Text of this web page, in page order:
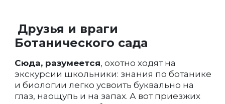
Друзья и враги
Ботанического сада
Сюда, разумеется, охотно ходят на
экскурсии школьники: знания по ботанике
и биологии легко усвоить буквально на
глаз, наощупь и на запах. А вот приезжих